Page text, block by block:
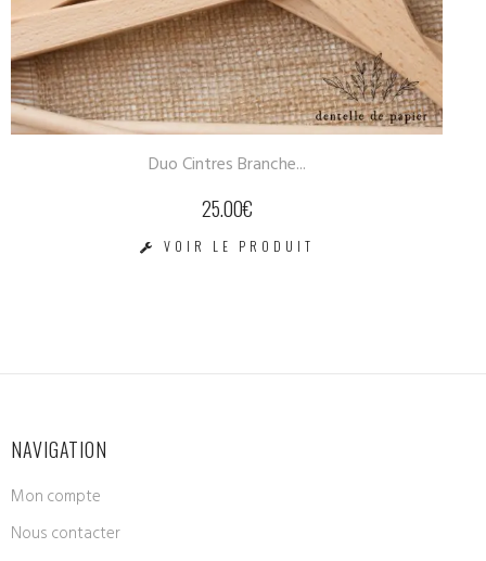
Boîte à souvenirs
VOIR LE PRODUIT
NAVIGATION
Mon compte
Nous contacter